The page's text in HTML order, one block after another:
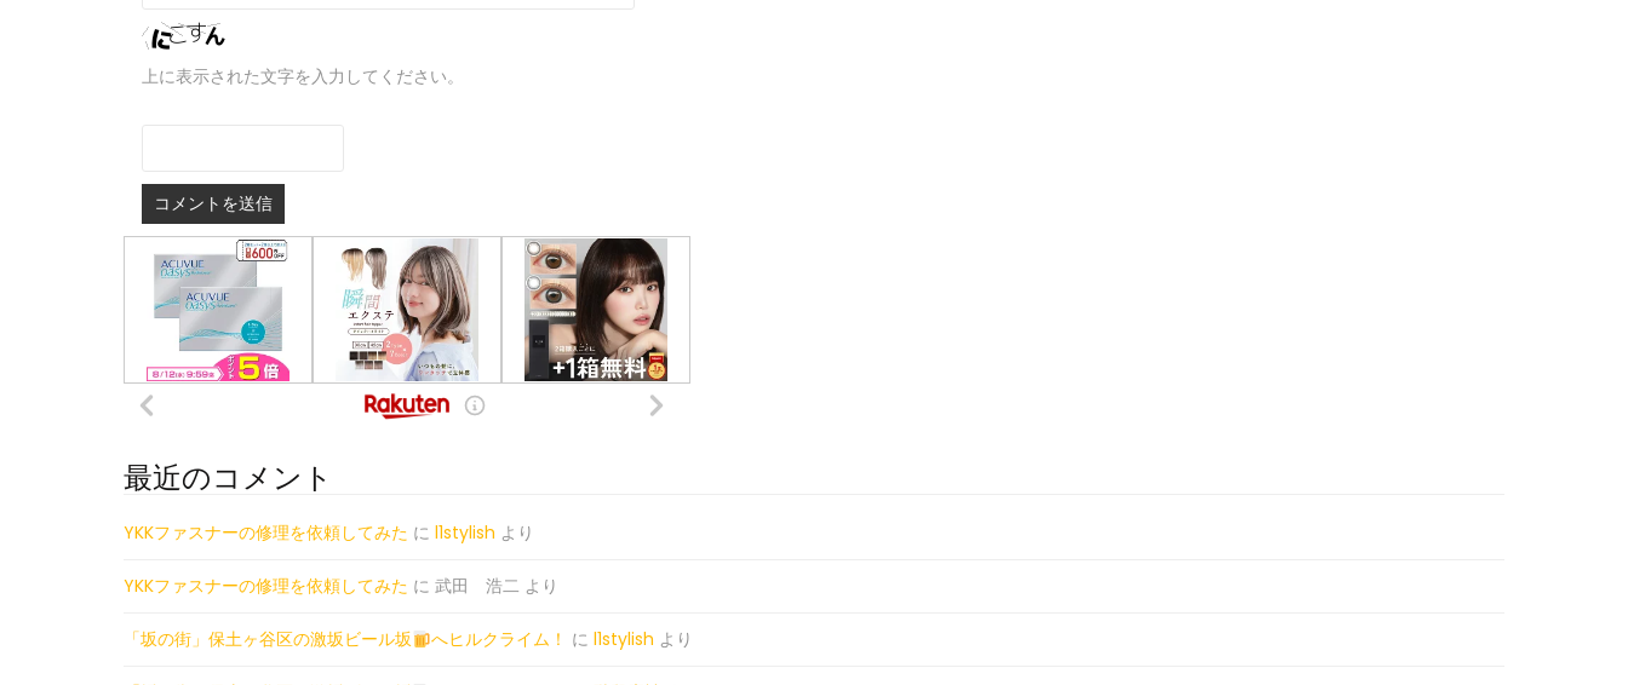
上に表示された文字を入力してください。
最近のコメント
YKKファスナーの修理を依頼してみた に l1stylish より
YKKファスナーの修理を依頼してみた に 武田 浩二 より
「坂の街」保土ヶ谷区の激坂ビール坂 へヒルクライム！ に l1stylish より